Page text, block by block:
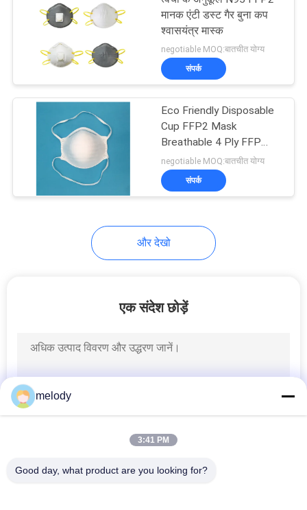
मेडिकल आइस बैग
डिस्पोजेबल मेडिकल मास्क
डिस्पोजेबल हेड कैप
26
मानक एंटी डस्ट गैर बुना कप
श्वासयंत्र मास्क
negotiable MOQ:बातचीत योग्य
संपर्क
Eco Friendly Disposable
Cup FFP2 Mask
Breathable 4 Ply FFP
Ratings Dust Mask
negotiable MOQ:बातचीत योग्य
संपर्क
और देखो
एक संदेश छोड़ें
melody
3:41 PM
Good day, what product are you looking for?